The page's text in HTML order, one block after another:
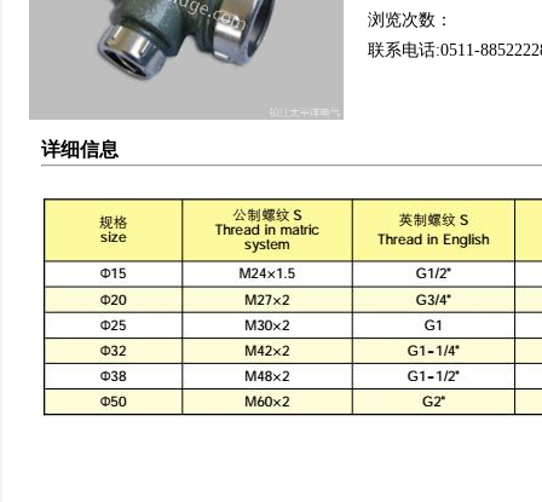
浏览次数：
联系电话:0511-
详细信息